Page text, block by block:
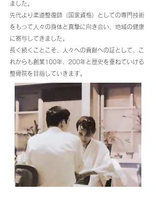
ました。
先代より柔道整復師（国家資格）としての専門技術
をもって人々の身体と真摯に向き合い、地域の健康
に寄与してきました。
​長く続くことこそ、人々への貢献への証として、こ
れからも創業100年、200年と歴史を重ねていける
整骨院を目指していきます。